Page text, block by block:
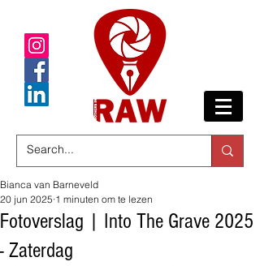
Fotoverslag | Into The Grave 2025
- Zaterdag
Bianca van Barneveld
20 jun 2025 1 minuten om te lezen